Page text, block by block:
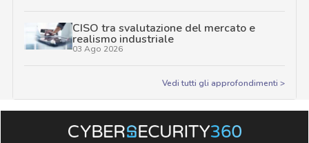
CISO tra svalutazione del mercato e
realismo industriale
03 Ago 2026
Vedi tutti gli approfondimenti >